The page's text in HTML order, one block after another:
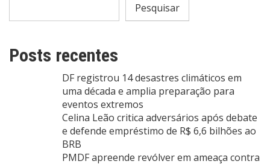
Pesquisar
Posts recentes
DF registrou 14 desastres climáticos em
uma década e amplia preparação para
eventos extremos
Celina Leão critica adversários após debate
e defende empréstimo de R$ 6,6 bilhões ao
BRB
PMDF apreende revólver em ameaça contra